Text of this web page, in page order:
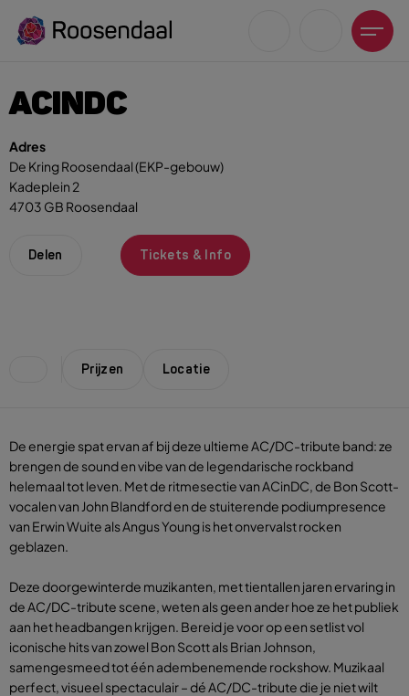
Zoeksuggesties
Wandelen
ACINDC
Adres
De Kring Roosendaal (EKP-gebouw)
Kadeplein 2
4703 GB Roosendaal
Delen Tickets & Info
Prijzen Locatie
De energie spat ervan af bij deze ultieme AC/DC-tribute band: ze
brengen de sound en vibe van de legendarische rockband
helemaal tot leven. Met de ritmesectie van ACinDC, de Bon Scott-
vocalen van John Blandford en de stuiterende podiumpresence
van Erwin Wuite als Angus Young is het onvervalst rocken
geblazen.
Deze doorgewinterde muzikanten, met tientallen jaren ervaring in
de AC/DC-tribute scene, weten als geen ander hoe ze het publiek
aan het headbangen krijgen. Bereid je voor op een setlist vol
iconische hits van zowel Bon Scott als Brian Johnson,
samengesmeed tot één adembenemende rockshow. Muzikaal
perfect, visueel spectaculair – dé AC/DC-tribute die je niet wilt